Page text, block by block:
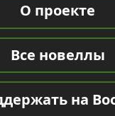
О проекте
Все новеллы
на